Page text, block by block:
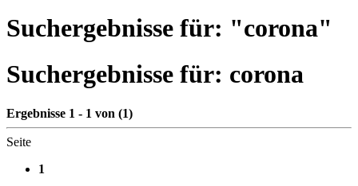
Suchergebnisse für: "corona"
Suchergebnisse für: corona
Ergebnisse 1 - 1 von (1)
Seite
1